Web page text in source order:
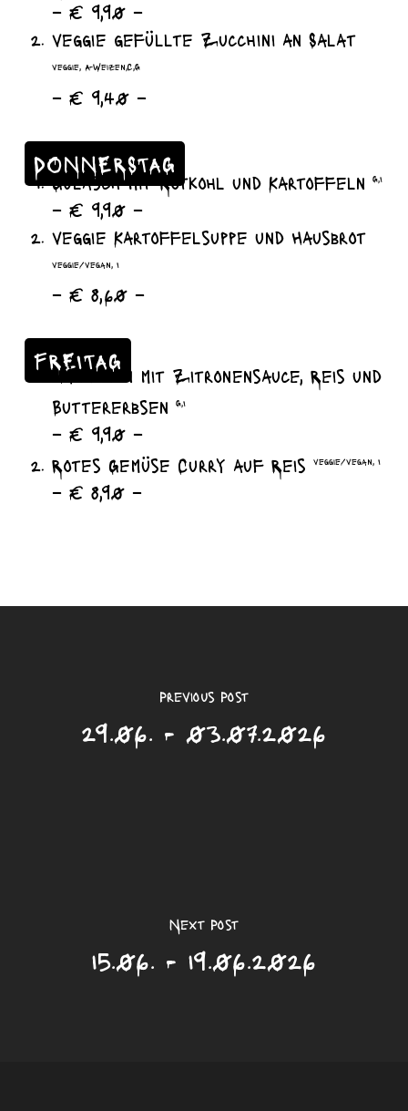
– € 9,90 –
veggie gefüllte Zucchini an Salat
veggie, A-Weizen,C,G
– € 9,40 –
DONNERSTAG
Gulasch mit Rotkohl und Kartoffeln G,I
– € 9,90 –
veggie Kartoffelsuppe und Hausbrot
veggie/vegan, I
– € 8,60 –
FREITAG
Hähnchen mit Zitronensauce, Reis und
Buttererbsen
G,I
– € 9,90 –
Rotes Gemüse Curry auf Reis
veggie/vegan, I
– € 8,90 –
Previous Post
29.06. - 03.07.2026
Next Post
15.06. - 19.06.2026